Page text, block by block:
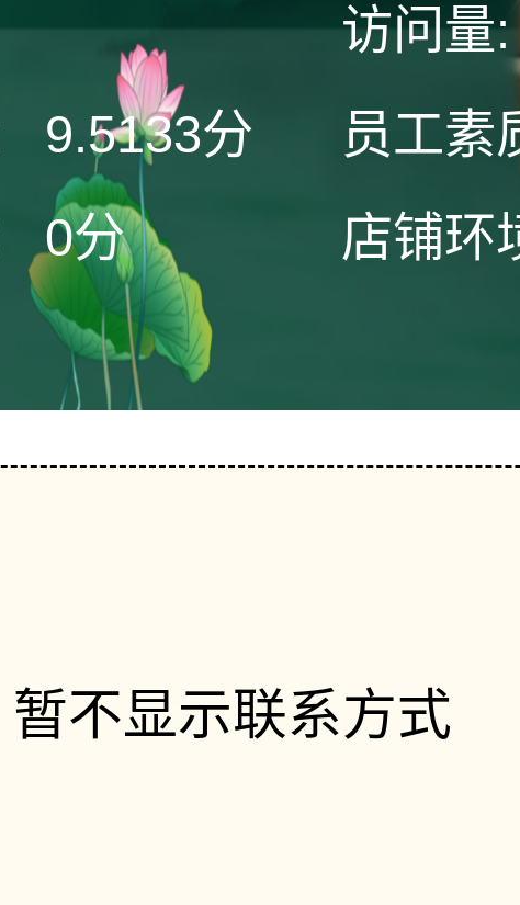
访问量:
9.5133分 员工素
0分 店铺环
不显示联系方式